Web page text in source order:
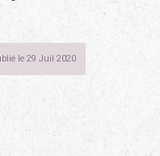
le 29 Juil 2020